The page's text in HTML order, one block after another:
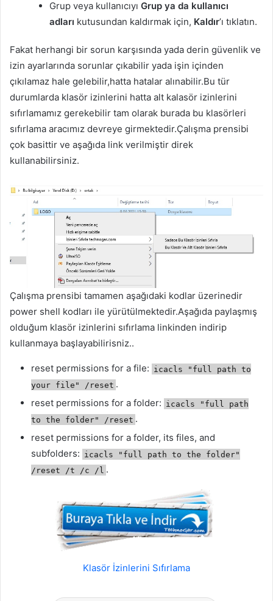
Grup veya kullanıcıyı Grup ya da kullanıcı
adları kutusundan kaldırmak için, Kaldır’ı tıklatın.
Fakat herhangi bir sorun karşısında yada derin güvenlik ve
izin ayarlarında sorunlar çıkabilir yada işin içinden
çıkılamaz hale gelebilir,hatta hatalar alınabilir.Bu tür
durumlarda klasör izinlerini hatta alt kalasör izinlerini
sıfırlamamız gerekebilir tam olarak burada bu klasörleri
sıfırlama aracımız devreye girmektedir.Çalışma prensibi
çok basittir ve aşağıda link verilmiştir direk
kullanabilirsiniz.
Çalışma prensibi tamamen aşağıdaki kodlar üzerinedir
power shell kodları ile yürütülmektedir.Aşağıda paylaşmış
olduğum klasör izinlerini sıfırlama linkinden indirip
kullanmaya başlayabilirisniz..
reset permissions for a file: icacls "full path to
your file" /reset .
reset permissions for a folder: icacls "full path
to the folder" /reset .
reset permissions for a folder, its files, and
subfolders: icacls "full path to the folder"
/reset /t /c /l .
Klasör İzinlerini Sıfırlama